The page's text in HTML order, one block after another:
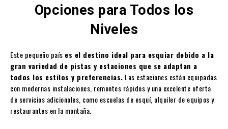
Opciones para Todos los
Niveles
Este pequeño país es el destino ideal para esquiar debido a la
gran variedad de pistas y estaciones que se adaptan a
todos los estilos y preferencias. Las estaciones están equipadas
con modernas instalaciones, remontes rápidos y una excelente oferta
de servicios adicionales, como escuelas de esquí, alquiler de equipos y
restaurantes en la montaña.